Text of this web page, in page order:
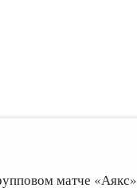
матче «Аякс»